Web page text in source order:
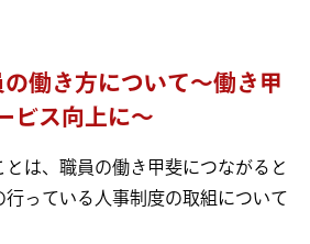
の働き方について～働き甲
ビス向上に～
は、職員の働き甲斐につながると
っている人事制度の取組について